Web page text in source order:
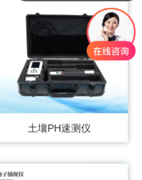
土壤PH速测仪